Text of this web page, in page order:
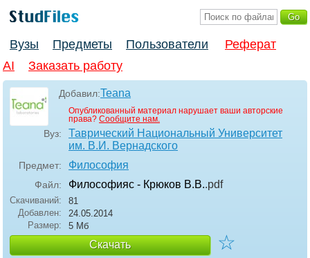
Вузы Предметы Пользователи
Реферат
AI
Заказать работу
Добавил:Teana
Опубликованный материал нарушает ваши авторские
права? Сообщите нам.
Вуз:
Таврический Национальный Университет
им. В.И. Вернадского
Предмет: Философия
Файл: Философияс - Крюков В.В..pdf
Скачиваний:
81
Добавлен:
24.05.2014
Размер:
5 Мб
Скачать ☆